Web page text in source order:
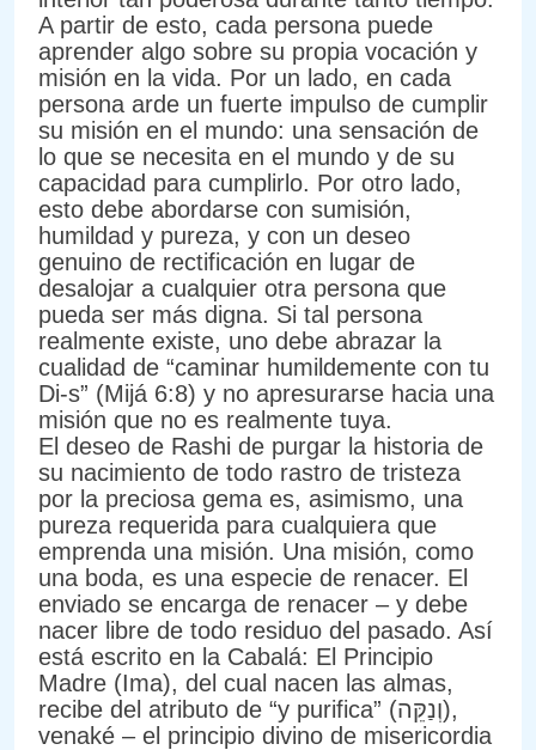
A partir de esto, cada persona puede
aprender algo sobre su propia vocación y
misión en la vida. Por un lado, en cada
persona arde un fuerte impulso de cumplir
su misión en el mundo: una sensación de
lo que se necesita en el mundo y de su
capacidad para cumplirlo. Por otro lado,
esto debe abordarse con sumisión,
humildad y pureza, y con un deseo
genuino de rectificación en lugar de
desalojar a cualquier otra persona que
pueda ser más digna. Si tal persona
realmente existe, uno debe abrazar la
cualidad de “caminar humildemente con tu
Di-s” (Mijá 6:8) y no apresurarse hacia una
misión que no es realmente tuya.
El deseo de Rashi de purgar la historia de
su nacimiento de todo rastro de tristeza
por la preciosa gema es, asimismo, una
pureza requerida para cualquiera que
emprenda una misión. Una misión, como
una boda, es una especie de renacer. El
enviado se encarga de renacer – y debe
nacer libre de todo residuo del pasado. Así
está escrito en la Cabalá: El Principio
Madre (Ima), del cual nacen las almas,
recibe del atributo de “y purifica” (וְנַקֵּה),
venaké – el principio divino de misericordia